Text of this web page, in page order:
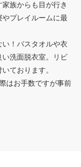
族からも目が行き
プレイルームに最
！バスタオルや衣
洗面脱衣室。リビ
ております。
はお手数ですが事前